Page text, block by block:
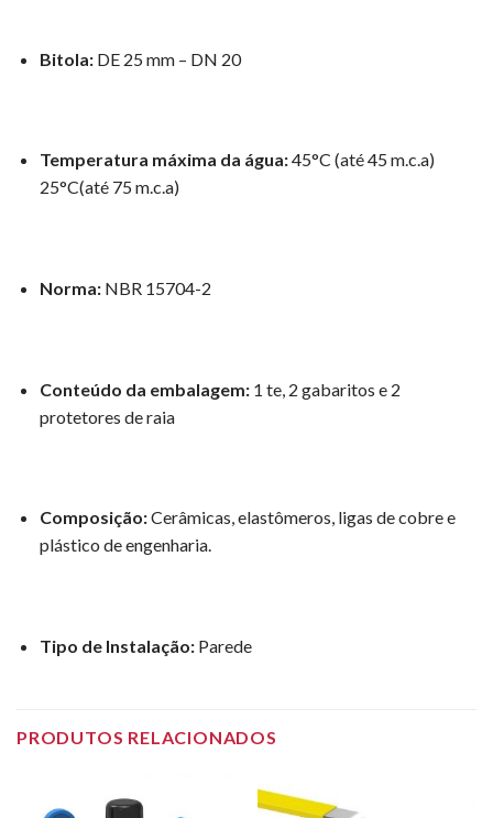
Bitola: DE 25 mm – DN 20
Temperatura máxima da água:45°C (até 45 m.c.a)
25°C(até 75 m.c.a)
Norma: NBR 15704-2
Conteúdo da embalagem: 1 te, 2 gabaritos e 2
protetores de raia
Composição:Cerâmicas, elastômeros, ligas de cobre e
plástico de engenharia.
Tipo de Instalação: Parede
PRODUTOS RELACIONADOS